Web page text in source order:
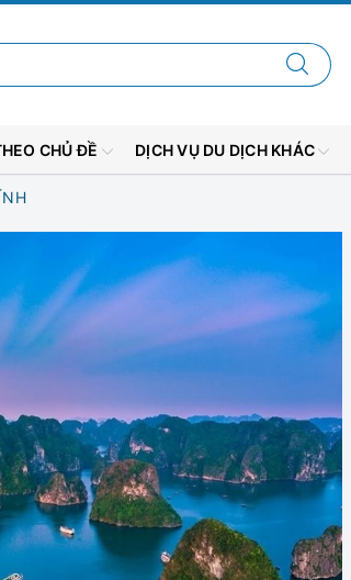
CHỦ ĐỀ DỊCH VỤ DU DỊCH KHÁC